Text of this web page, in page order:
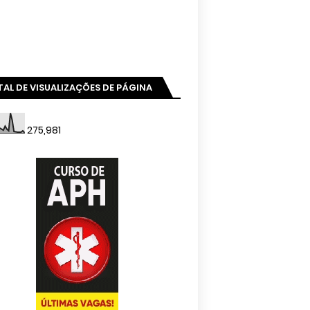
DE VISUALIZAÇÕES DE PÁGINA
275,981